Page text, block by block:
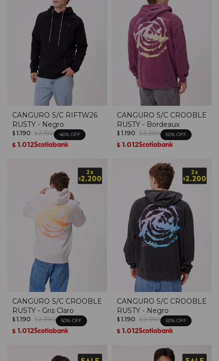
CANGURO S/C RIFTW26
RUSTY - Negro
$ 1.190 $ 2.190 46
$ 1.012
CANGURO S/C CROOBLE
RUSTY - Bordeaux
$ 1.190 $ 2.390 50
$ 1.012
CANGURO S/C CROOBLE
RUSTY - Gris Claro
$ 1.190 $ 2.390 50
$ 1.012
CANGURO S/C CROOBLE
RUSTY - Negro
$ 1.190 $ 2.390 50
$ 1.012